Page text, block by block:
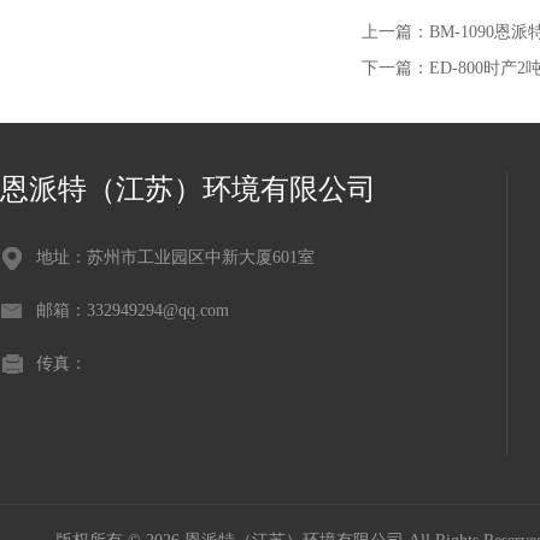
上一篇： BM-1090恩派
下一篇： ED-800时产2
恩派特（江苏）环境有限公司
地址：苏州市工业园区中新大厦601室
邮箱：332949294@qq.com
传真：